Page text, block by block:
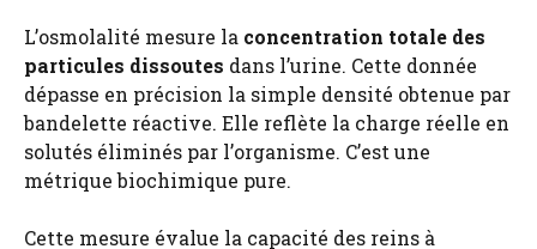
L’osmolalité mesure la concentration totale des
particules dissoutes dans l’urine. Cette donnée
dépasse en précision la simple densité obtenue par
bandelette réactive. Elle reflète la charge réelle en
solutés éliminés par l’organisme. C’est une
métrique biochimique pure.
Cette mesure évalue la capacité des reins à